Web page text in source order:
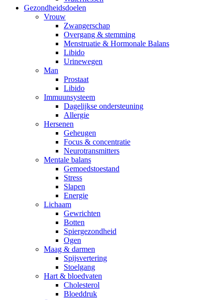
Gezondheidsdoelen
Vrouw
Zwangerschap
Overgang & stemming
Menstruatie & Hormonale Balans
Libido
Urinewegen
Man
Prostaat
Libido
Immuunsysteem
Dagelijkse ondersteuning
Allergie
Hersenen
Geheugen
Focus & concentratie
Neurotransmitters
Mentale balans
Gemoedstoestand
Stress
Slapen
Energie
Lichaam
Gewrichten
Botten
Spiergezondheid
Ogen
Maag & darmen
Spijsvertering
Stoelgang
Hart & bloedvaten
Cholesterol
Bloeddruk